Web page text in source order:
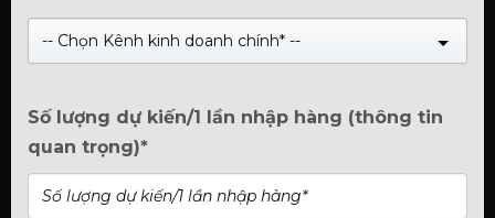
5
Manli GeForce RTX™ 4070 Ti Super 16GB Gallardo Triple
GỌIHOTLINE
-- Chọn Kênh kinh doanh chính* --
Số lượng dự kiến/1 lần nhập hàng (thông tin
quan trọng)*